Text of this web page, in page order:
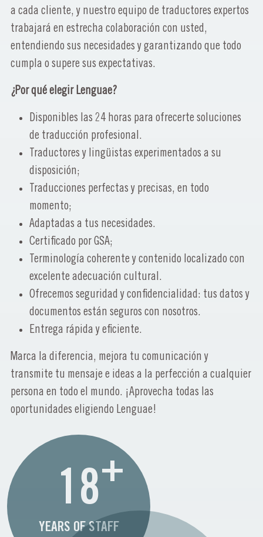
a cada cliente, y nuestro equipo de traductores expertos
trabajará en estrecha colaboración con usted,
entendiendo sus necesidades y garantizando que todo
cumpla o supere sus expectativas.
¿Por qué elegir Lenguae?
Disponibles las 24 horas para ofrecerte soluciones
de traducción profesional.
Traductores y lingüistas experimentados a su
disposición;
Traducciones perfectas y precisas, en todo
momento;
Adaptadas a tus necesidades.
Certificado por GSA;
Terminología coherente y contenido localizado con
excelente adecuación cultural.
Ofrecemos seguridad y confidencialidad: tus datos y
documentos están seguros con nosotros.
Entrega rápida y eficiente.
Marca la diferencia, mejora tu comunicación y
transmite tu mensaje e ideas a la perfección a cualquier
persona en todo el mundo. ¡Aprovecha todas las
oportunidades eligiendo Lenguae!
18+
YEARS OF STAFF